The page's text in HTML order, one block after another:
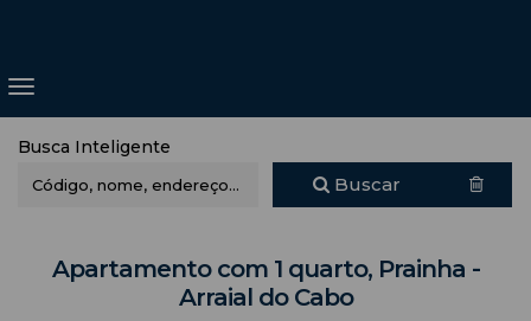
Busca Inteligente
Buscar
Apartamento com 1 quarto, Prainha -
Arraial do Cabo